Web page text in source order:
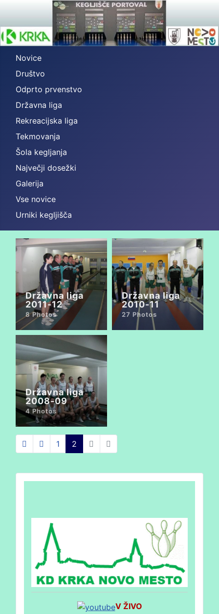
Novice
Društvo
Odprto prvenstvo
Državna liga
Rekreacijska liga
Tekmovanja
Šola kegljanja
Največji dosežki
Galerija
Vse novice
Urniki kegljišča
V ŽIVO
Državna liga
2011-12
8 Photos
Državna liga
2010-11
27 Photos
Državna liga
2008-09
4 Photos
1 2